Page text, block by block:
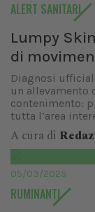
ALERT SANITARI
Lumpy
di
Diagnosi
un allevamento
contenimento:
tutta l’area
A cura di
05/03/2025
RUMINANTI